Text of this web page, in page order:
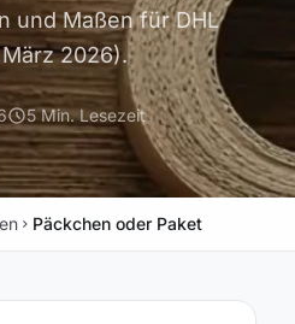
und Maßen für DHL
2026).
schedule5 Min. Lesezeit
chevron_right Päckchen oder Paket